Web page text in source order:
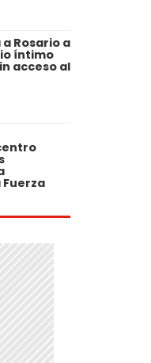
Rosario a
íntimo
acceso al